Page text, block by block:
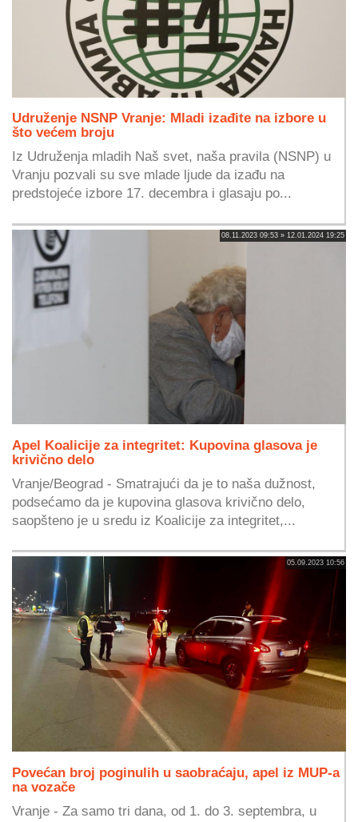
Udruženje NSNP Vranje: Mladi izađite na izbore u
što većem broju
Iz Udruženja mladih Naš svet, naša pravila (NSNP) u
Vranju pozvali su sve mlade ljude da izađu na
predstojeće izbore 17. decembra i glasaju po...
08.11.2023 09:53 » 12.01.2024 19:25
Apel Koalicije za integritet: Kupovina glasova je
krivično delo
Vranje/Beograd - Smatrajući da je to naša dužnost,
podsećamo da je kupovina glasova krivično delo,
saopšteno je u sredu iz Koalicije za integritet,...
05.09.2023 10:56
Povećan broj poginulih u saobraćaju, apel iz MUP-a
na vozače
Vranje - Za samo tri dana, od 1. do 3. septembra, u